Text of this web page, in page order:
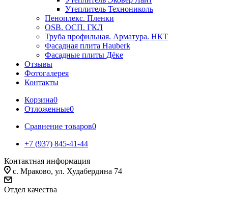
Утеплитель Технониколь
Пеноплекс. Пленки
OSB. ОСП. ГКЛ
Труба профильная. Арматура. НКТ
Фасадная плита Hauberk
Фасадные плиты Дёке
Отзывы
Фотогалерея
Контакты
Корзина0
Отложенные0
Сравнение товаров0
+7 (937) 845-41-44
Контактная информация
с. Мраково, ул. Худабердина 74
Отдел качества